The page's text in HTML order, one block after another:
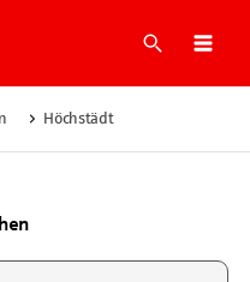
Suche
Höchstädt